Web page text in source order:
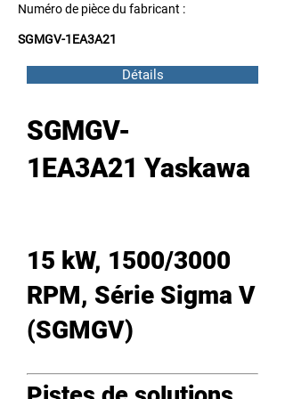
Numéro de pièce du fabricant :
SGMGV-1EA3A21
Détails
SGMGV-
1EA3A21 Yaskawa
15 kW, 1500/3000
RPM, Série Sigma V
(SGMGV)